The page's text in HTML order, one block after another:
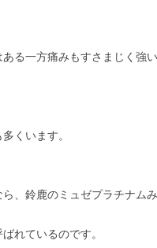
る一方痛みもすさまじく強い
くいます。
、鈴鹿のミュゼプラチナム
れているのです。